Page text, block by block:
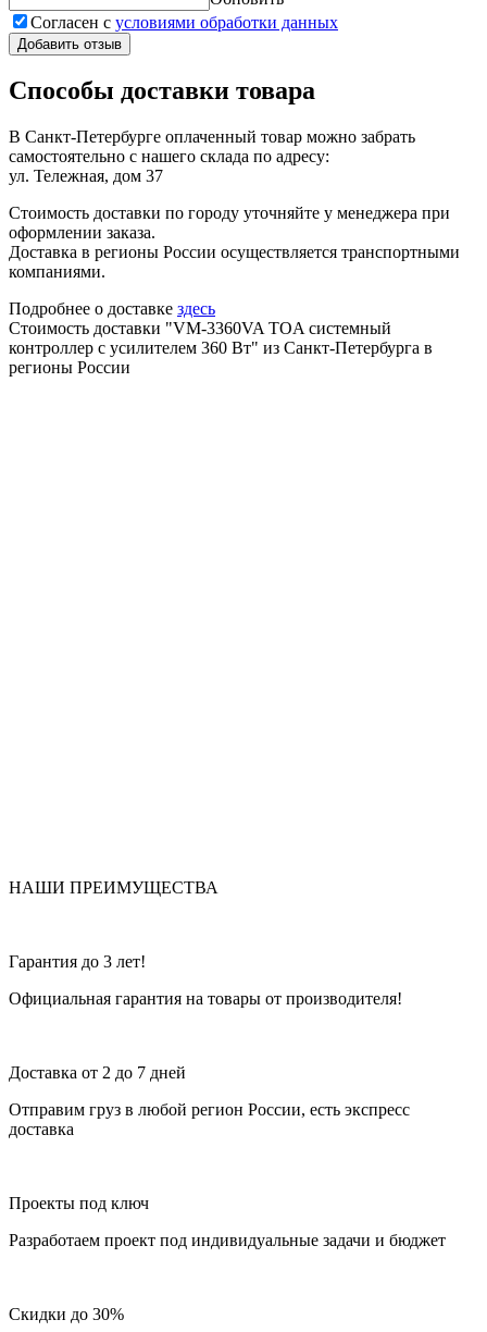
Согласен с условиями обработки данных
Добавить отзыв
Способы доставки товара
В Санкт-Петербурге оплаченный товар можно забрать
самостоятельно с нашего склада по адресу:
ул. Тележная, дом 37
Стоимость доставки по городу уточняйте у менеджера при
оформлении заказа.
Доставка в регионы России осуществляется транспортными
компаниями.
Подробнее о доставке здесь
Стоимость доставки "VM-3360VA TOA системный
контроллер с усилителем 360 Вт" из Санкт-Петербурга в
регионы России
НАШИ ПРЕИМУЩЕСТВА
Гарантия до 3 лет!
Официальная гарантия на товары от производителя!
Доставка от 2 до 7 дней
Отправим груз в любой регион России, есть экспресс
доставка
Проекты под ключ
Разработаем проект под индивидуальные задачи и бюджет
Скидки до 30%